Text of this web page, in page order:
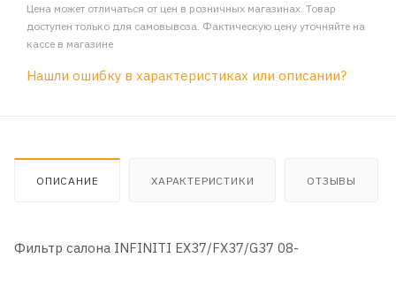
Цена может отличаться от цен в розничных магазинах. Товар
доступен только для самовывоза. Фактическую цену уточняйте на
кассе в магазине
Нашли ошибку в характеристиках или описании?
ОПИСАНИЕ ХАРАКТЕРИСТИКИ ОТЗЫВЫ
Фильтр салона INFINITI EX37/FX37/G37 08-